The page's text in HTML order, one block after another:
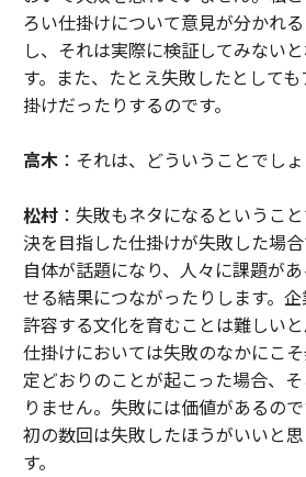
ろい仕掛けについて意見が分かれ
し、それは実際に検証してみない
す。また、たとえ失敗したとして
掛けだったりするのです。
高木：それは、どういうことでしょ
松村：失敗もネタになるというこ
決を目指した仕掛けが失敗した場
自体が話題になり、人々に課題が
せる結果につながったりします。
許容する文化を育むことは難しいと
仕掛けにおいては失敗のなかにこ
定どおりのことが起こった場合、
りません。失敗には価値があるの
初の数回は失敗したほうがいいと
す。